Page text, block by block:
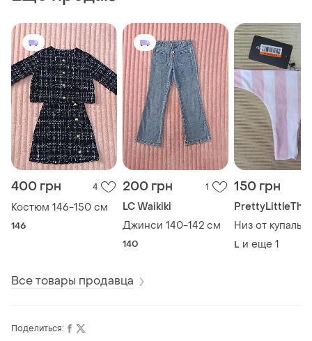
400 грн 4
Костюм 146-150 см
146
200 грн 1
LC Waikiki
Джинси 140-142 см
140
150 грн
Низ от
L и еще 1
Все товары продавца
Поделиться: